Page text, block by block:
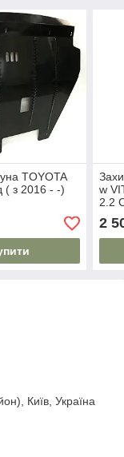
TOYOTA
( з 2016 - -)
w
2.2
2
Київ, Україна